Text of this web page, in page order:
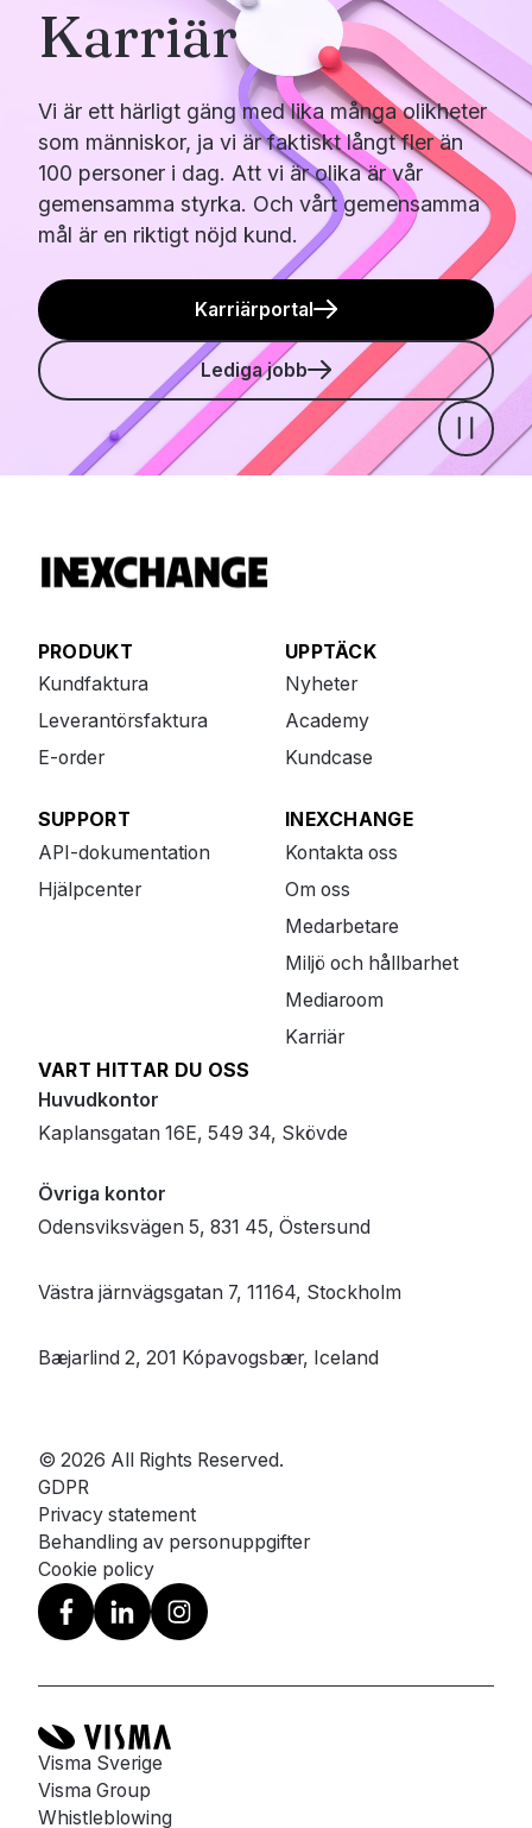
Karriär
Vi är ett härligt gäng med lika många olikheter
som människor, ja vi är faktiskt långt fler än
100 personer i dag. Att vi är olika är vår
gemensamma styrka. Och vårt gemensamma
mål är en riktigt nöjd kund.
Karriärportal
Lediga jobb
Pause
PRODUKT
Kundfaktura
Leverantörsfaktura
E-order
UPPTÄCK
Nyheter
Academy
Kundcase
SUPPORT
API-dokumentation
Hjälpcenter
INEXCHANGE
Kontakta oss
Om oss
Medarbetare
Miljö och hållbarhet
Mediaroom
Karriär
VART HITTAR DU OSS
Huvudkontor
Kaplansgatan 16E, 549 34, Skövde
Övriga kontor
Odensviksvägen 5, 831 45, Östersund
Västra järnvägsgatan 7, 11164, Stockholm
Bæjarlind 2, 201 Kópavogsbær, Iceland
© 2026 All Rights Reserved.
GDPR
Privacy statement
Behandling av personuppgifter
Cookie policy
Visma Sverige
Visma Group
Whistleblowing